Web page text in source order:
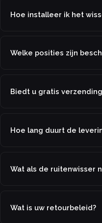
Hoe installeer ik het
Welke posities zijn
Biedt u gratis
Hoe lang duurt de
Wat als de ruitenwisser
Wat is uw retourbeleid?